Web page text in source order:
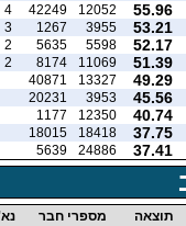
55.96
12052
42249
4
53.21
3955
1267
3
52.17
5598
5635
2
51.39
11069
8174
2
49.29
13327
40871
45.56
3953
20231
40.74
12350
1177
37.75
18418
18015
37.41
24886
5639
תוצאה מספרי חבר